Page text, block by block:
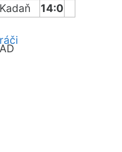
Kadaň 14:0